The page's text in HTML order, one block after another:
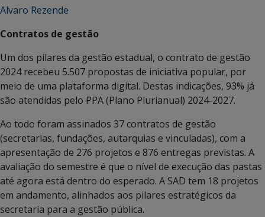
Contratos de gestão
Um dos pilares da gestão estadual, o contrato de gestão
2024 recebeu 5.507 propostas de iniciativa popular, por
meio de uma plataforma digital. Destas indicações, 93% já
são atendidas pelo PPA (Plano Plurianual) 2024-2027.
Ao todo foram assinados 37 contratos de gestão
(secretarias, fundações, autarquias e vinculadas), com a
apresentação de 276 projetos e 876 entregas previstas. A
avaliação do semestre é que o nível de execução das pastas
até agora está dentro do esperado. A SAD tem 18 projetos
em andamento, alinhados aos pilares estratégicos da
secretaria para a gestão pública.